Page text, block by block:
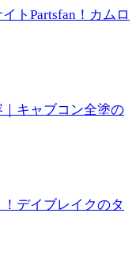
トPartsfan！カムロ
キャブコン全塗の
デイブレイクのタ